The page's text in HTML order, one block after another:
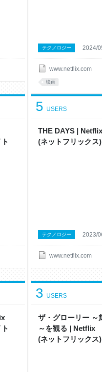
www.netflix.com
テクノロジー 2024/
映画
ト
THE DAYS | Netflix
( ネ ッ ト フ リ ッ ク ス
5 USERS
www.netflix.com
テクノロジー 2023/
ト
ザ・グローリー ～
～ を観 る | Netflix
( ネ ッ ト フ リ ッ ク ス
3 USERS